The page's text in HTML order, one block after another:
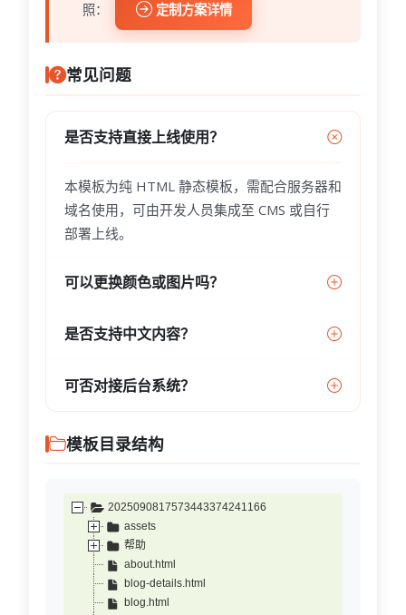
照：
定制方案详情
常见问题
是否支持直接上线使用？
本模板为纯 HTML 静态模板，需配合服务器和
域名使用，可由开发人员集成至 CMS 或自行
部署上线。
可以更换颜色或图片吗？
是否支持中文内容？
可否对接后台系统？
模板目录结构
2025090817573443374241166
assets
帮助
about.html
blog-details.html
blog.html